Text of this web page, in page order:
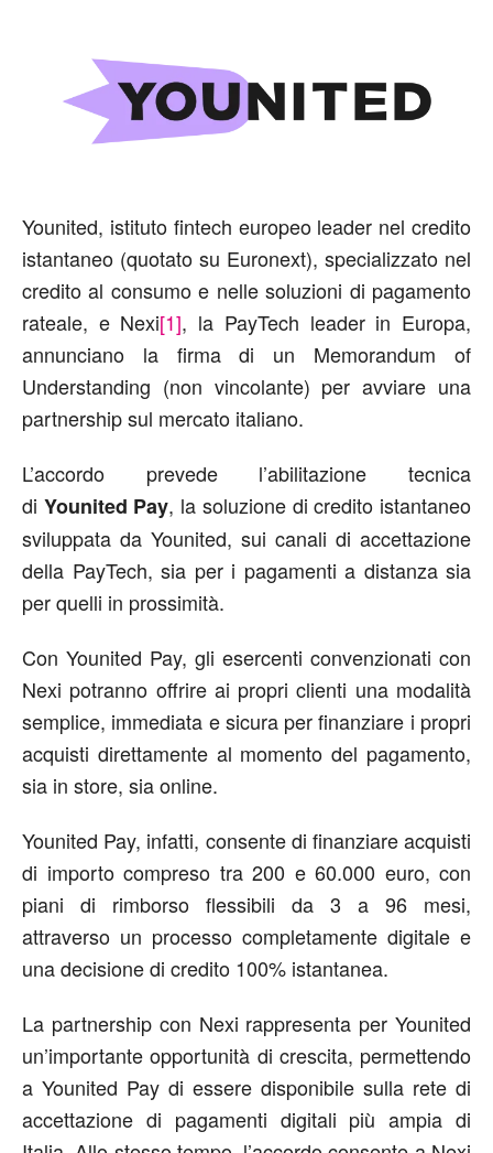
Younited, istituto fintech europeo leader nel credito
istantaneo (quotato su Euronext), specializzato nel
credito al consumo e nelle soluzioni di pagamento
rateale, e Nexi[1], la PayTech leader in Europa,
annunciano la firma di un Memorandum of
Understanding (non vincolante) per avviare una
partnership sul mercato italiano.
L’accordo prevede l’abilitazione tecnica
di Younited Pay, la soluzione di credito istantaneo
sviluppata da Younited, sui canali di accettazione
della PayTech, sia per i pagamenti a distanza sia
per quelli in prossimità.
Con Younited Pay, gli esercenti convenzionati con
Nexi potranno offrire ai propri clienti una modalità
semplice, immediata e sicura per finanziare i propri
acquisti direttamente al momento del pagamento,
sia in store, sia online.
Younited Pay, infatti, consente di finanziare acquisti
di importo compreso tra 200 e 60.000 euro, con
piani di rimborso flessibili da 3 a 96 mesi,
attraverso un processo completamente digitale e
una decisione di credito 100% istantanea.
La partnership con Nexi rappresenta per Younited
un’importante opportunità di crescita, permettendo
a Younited Pay di essere disponibile sulla rete di
accettazione di pagamenti digitali più ampia di